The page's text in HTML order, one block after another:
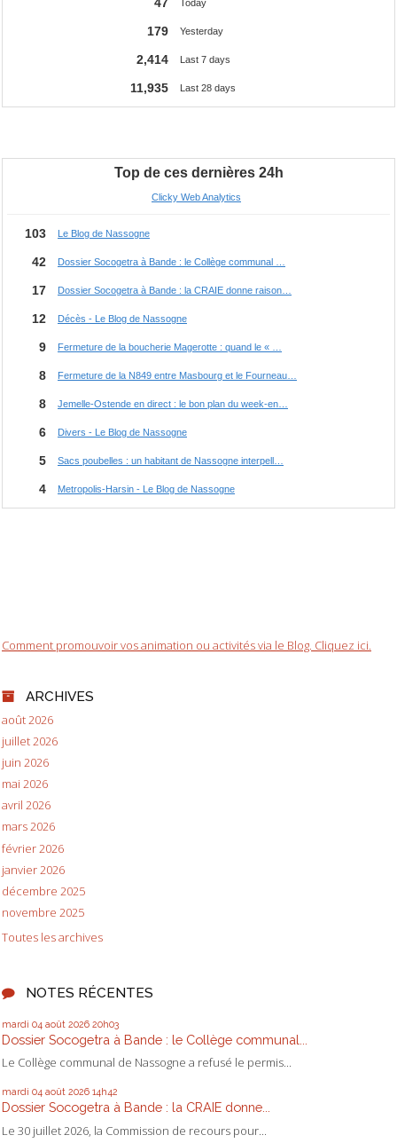
Comment promouvoir vos animation ou activités via le Blog. Cliquez ici.
ARCHIVES
août 2026
juillet 2026
juin 2026
mai 2026
avril 2026
mars 2026
février 2026
janvier 2026
décembre 2025
novembre 2025
Toutes les archives
NOTES RÉCENTES
mardi 04 août 2026 20h03
Dossier Socogetra à Bande : le Collège communal...
Le Collège communal de Nassogne a refusé le permis...
mardi 04 août 2026 14h42
Dossier Socogetra à Bande : la CRAIE donne...
Le 30 juillet 2026, la Commission de recours pour...